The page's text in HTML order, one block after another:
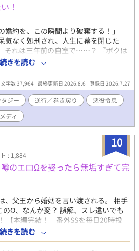
！
約を、この瞬間より破棄する！」
なく処刑され、人生に幕を閉じた
それは三年前の自室で……？ 『ボクは
神使さ』 「なんて気味の悪いくらげ
でやってきた喋るくらげに導かれ、巻
あとたった三年で、俺は生き残れるの
約者の王子──レオンを射止め、婚約
う！ 不思議なクラゲと共に頑張れレ
料いくらなんだろう！
続きを読む
文字数 37,964 最終更新日 2026.8.6 登録日 2026.7.27
ジー 逆行／巻き戻り
悪役令息
ディ
10
: 1,884
噂のエロΩを娶ったら無垢すぎて完
、父王から婚姻を言い渡される。 相手
Ω、なんか変？ 誤解、スレ違いでも
【本編完結！ 番外SSを毎日20時投
ています。 直接的な行為はありません
。
続きを読む